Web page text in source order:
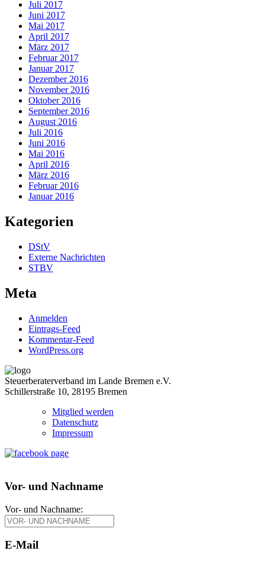
Juli 2017
Juni 2017
Mai 2017
April 2017
März 2017
Februar 2017
Januar 2017
Dezember 2016
November 2016
Oktober 2016
September 2016
August 2016
Juli 2016
Juni 2016
Mai 2016
April 2016
März 2016
Februar 2016
Januar 2016
Kategorien
DStV
Externe Nachrichten
STBV
Meta
Anmelden
Eintrags-Feed
Kommentar-Feed
WordPress.org
Steuerberaterverband im Lande Bremen e.V.
Schillerstraße 10, 28195 Bremen
Mitglied werden
Datenschutz
Impressum
Vor- und Nachname
Vor- und Nachname:
E-Mail